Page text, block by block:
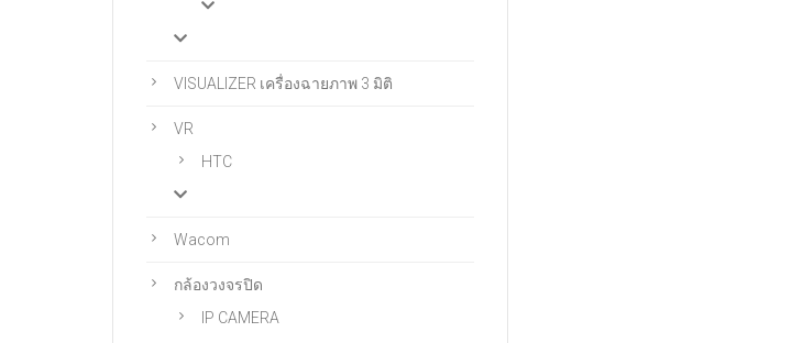
VISUALIZER เครื่องฉายภาพ 3 มิติ
VR
HTC
Wacom
กล้องวงจรปิด
IP CAMERA